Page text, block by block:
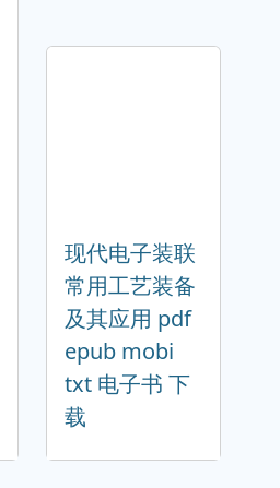
现代电子装联
常用工艺装备
及其应用 pdf
epub mobi
txt 电子书 下
载